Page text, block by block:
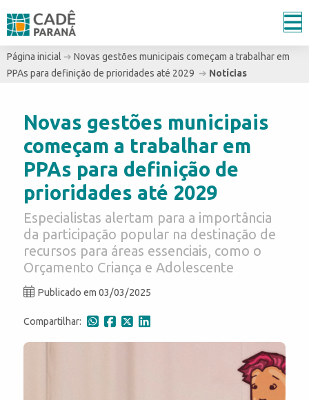
Página inicial ➔ Novas gestões municipais começam a trabalhar em
PPAs para definição de prioridades até 2029 ➔ Notícias
Novas gestões municipais
começam a trabalhar em
PPAs para definição de
prioridades até 2029
Especialistas alertam para a importância
da participação popular na destinação de
recursos para áreas essenciais, como o
Orçamento Criança e Adolescente
Publicado em 03/03/2025
Compartilhar: